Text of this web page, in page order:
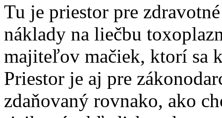
Tu je priestor pre
náklady na liečbu
majiteľov mačiek, ktorí sa
Priestor je aj pre
zdaňovaný rovnako, ako